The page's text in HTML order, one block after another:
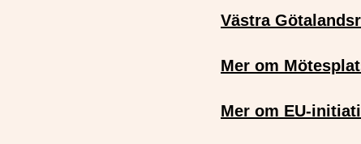
Västra
Mer om
Mer om EU-